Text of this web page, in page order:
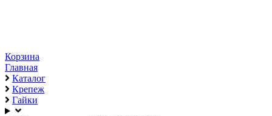
Корзина
Главная
Каталог
Крепеж
Гайки